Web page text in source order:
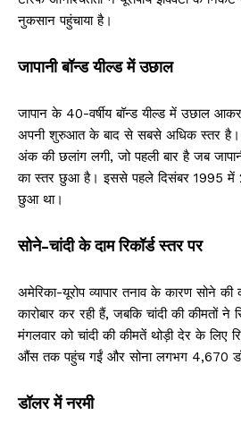
नुकसान पहुंचाया है।
जापानी बॉन्ड यील्ड में उछाल
जापान के 40-वर्षीय बॉन्ड यील्ड में उछाल
अपनी शुरुआत के बाद से सबसे अधिक स्तर है।
अंक की छलांग लगी, जो पहली बार है जब
का स्तर छुआ है। इससे पहले दिसंबर 1995 में
छुआ था।
सोने-चांदी के दाम रिकॉर्ड स्तर पर
अमेरिका-यूरोप व्यापार तनाव के कारण सोने
कारोबार कर रही हैं, जबकि चांदी की कीमतों ने
मंगलवार को चांदी की कीमतें थोड़ी देर के लिए
औंस तक पहुंच गईं और सोना लगभग 4,670
डॉलर में नरमी